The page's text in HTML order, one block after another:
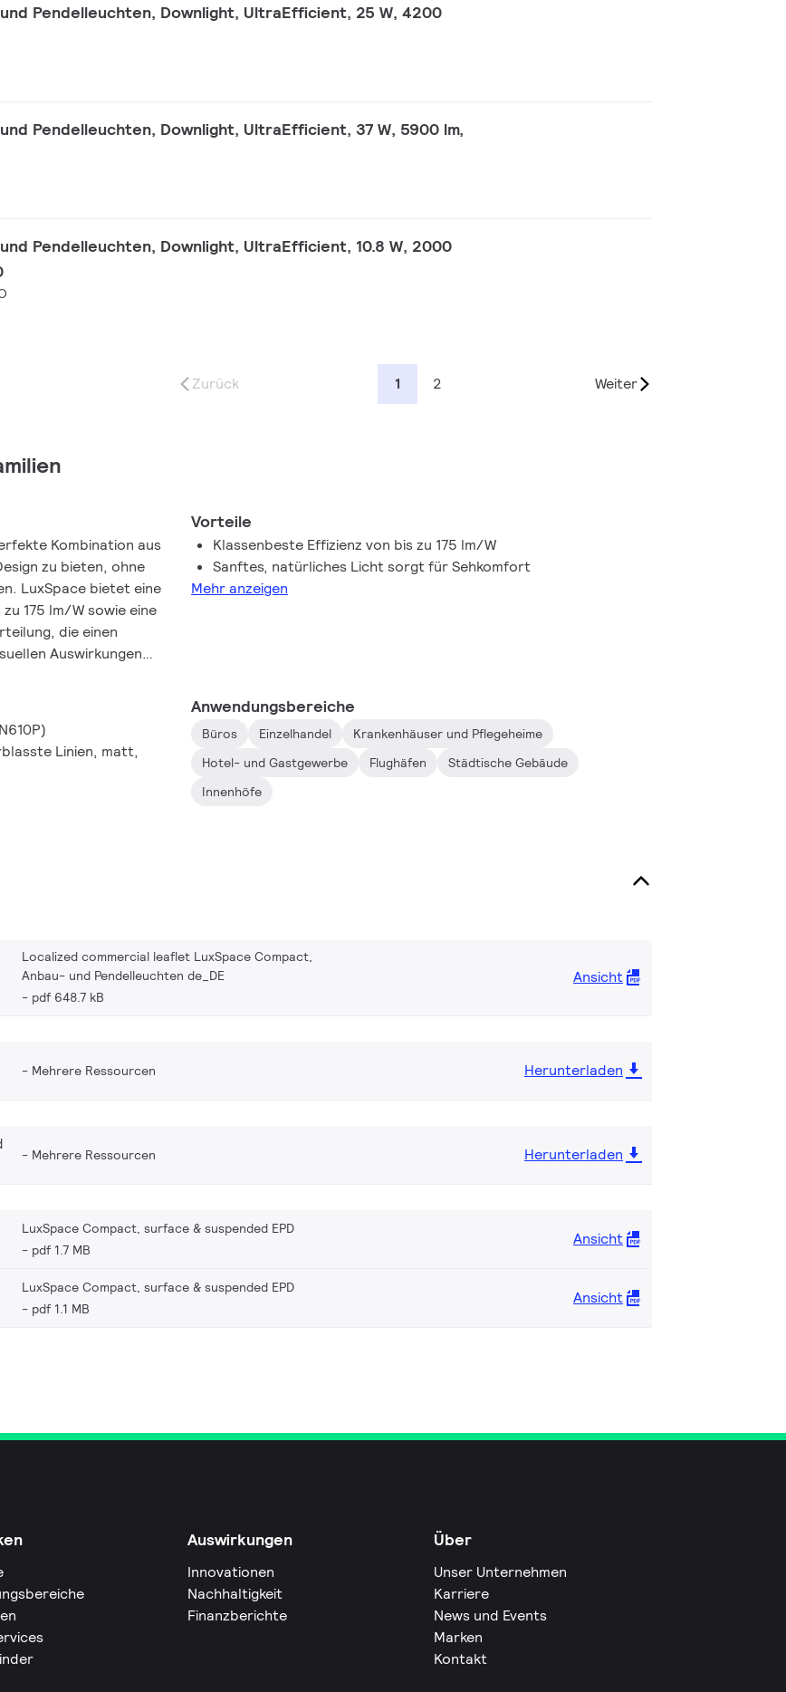
Pendelleuchten, Downlight, UltraEfficient, 25 W, 4200
Pendelleuchten, Downlight, UltraEfficient, 37 W, 5900 lm,
Pendelleuchten, Downlight, UltraEfficient, 10.8 W, 2000
Zurück 1 2 Weiter
Kombination aus
zu bieten, ohne
LuxSpace bietet eine
175 lm/W sowie eine
die einen
Auswirkungen
große Auswahl an
und zur
für welche
Vorteile
Klassenbeste Effizienz von bis zu 175 lm/W
Sanftes, natürliches Licht sorgt für Sehkomfort
Mehr anzeigen
Linien, matt,
Anwendungsbereiche
Büros Einzelhandel
Krankenhäuser und Pflegeheime
Hotel- und Gastgewerbe
Flughäfen
Städtische Gebäude
Innenhöfe
Localized commercial leaflet LuxSpace Compact,
Anbau- und Pendelleuchten de_DE
pdf 648.7 kB
Ansicht
Mehrere Ressourcen Herunterladen
Mehrere Ressourcen Herunterladen
LuxSpace Compact, surface & suspended EPD
pdf 1.7 MB
Ansicht
LuxSpace Compact, surface & suspended EPD
pdf 1.1 MB
Ansicht
Auswirkungen
Innovationen
Nachhaltigkeit
Finanzberichte
Über
Unser Unternehmen
Karriere
News und Events
Marken
Kontakt